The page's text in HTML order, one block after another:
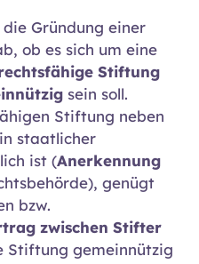
Gründung einer
ob es sich um eine
Stiftung
sein soll.
Stiftung neben
staatlicher
ist (Anerkennung
genügt
bzw.
zwischen Stifter
Stiftung gemeinnützig